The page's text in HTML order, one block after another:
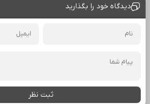
دیدگاه خود را بگذارید
ثبت نظر